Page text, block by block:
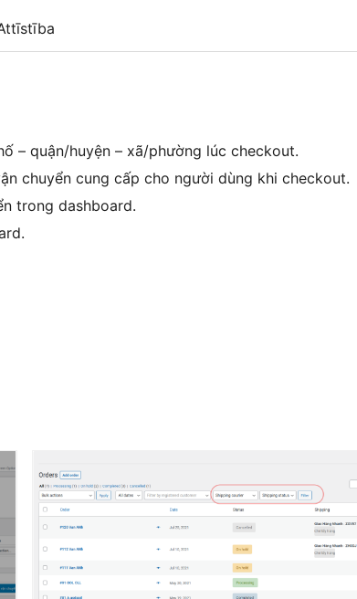
– quận/huyện – xã/phường lúc checkout.
chuyển cung cấp cho người dùng khi checkout.
trong dashboard.